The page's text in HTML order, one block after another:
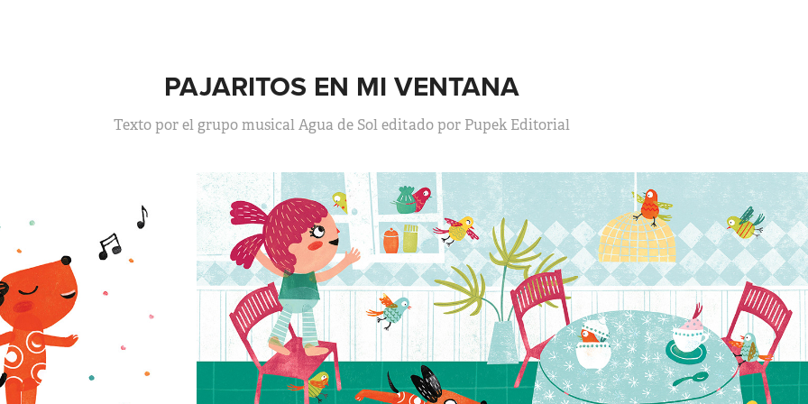
PAJARITOS EN MI VENTANA
Texto por el grupo musical Agua de Sol editado por Pupek Editorial